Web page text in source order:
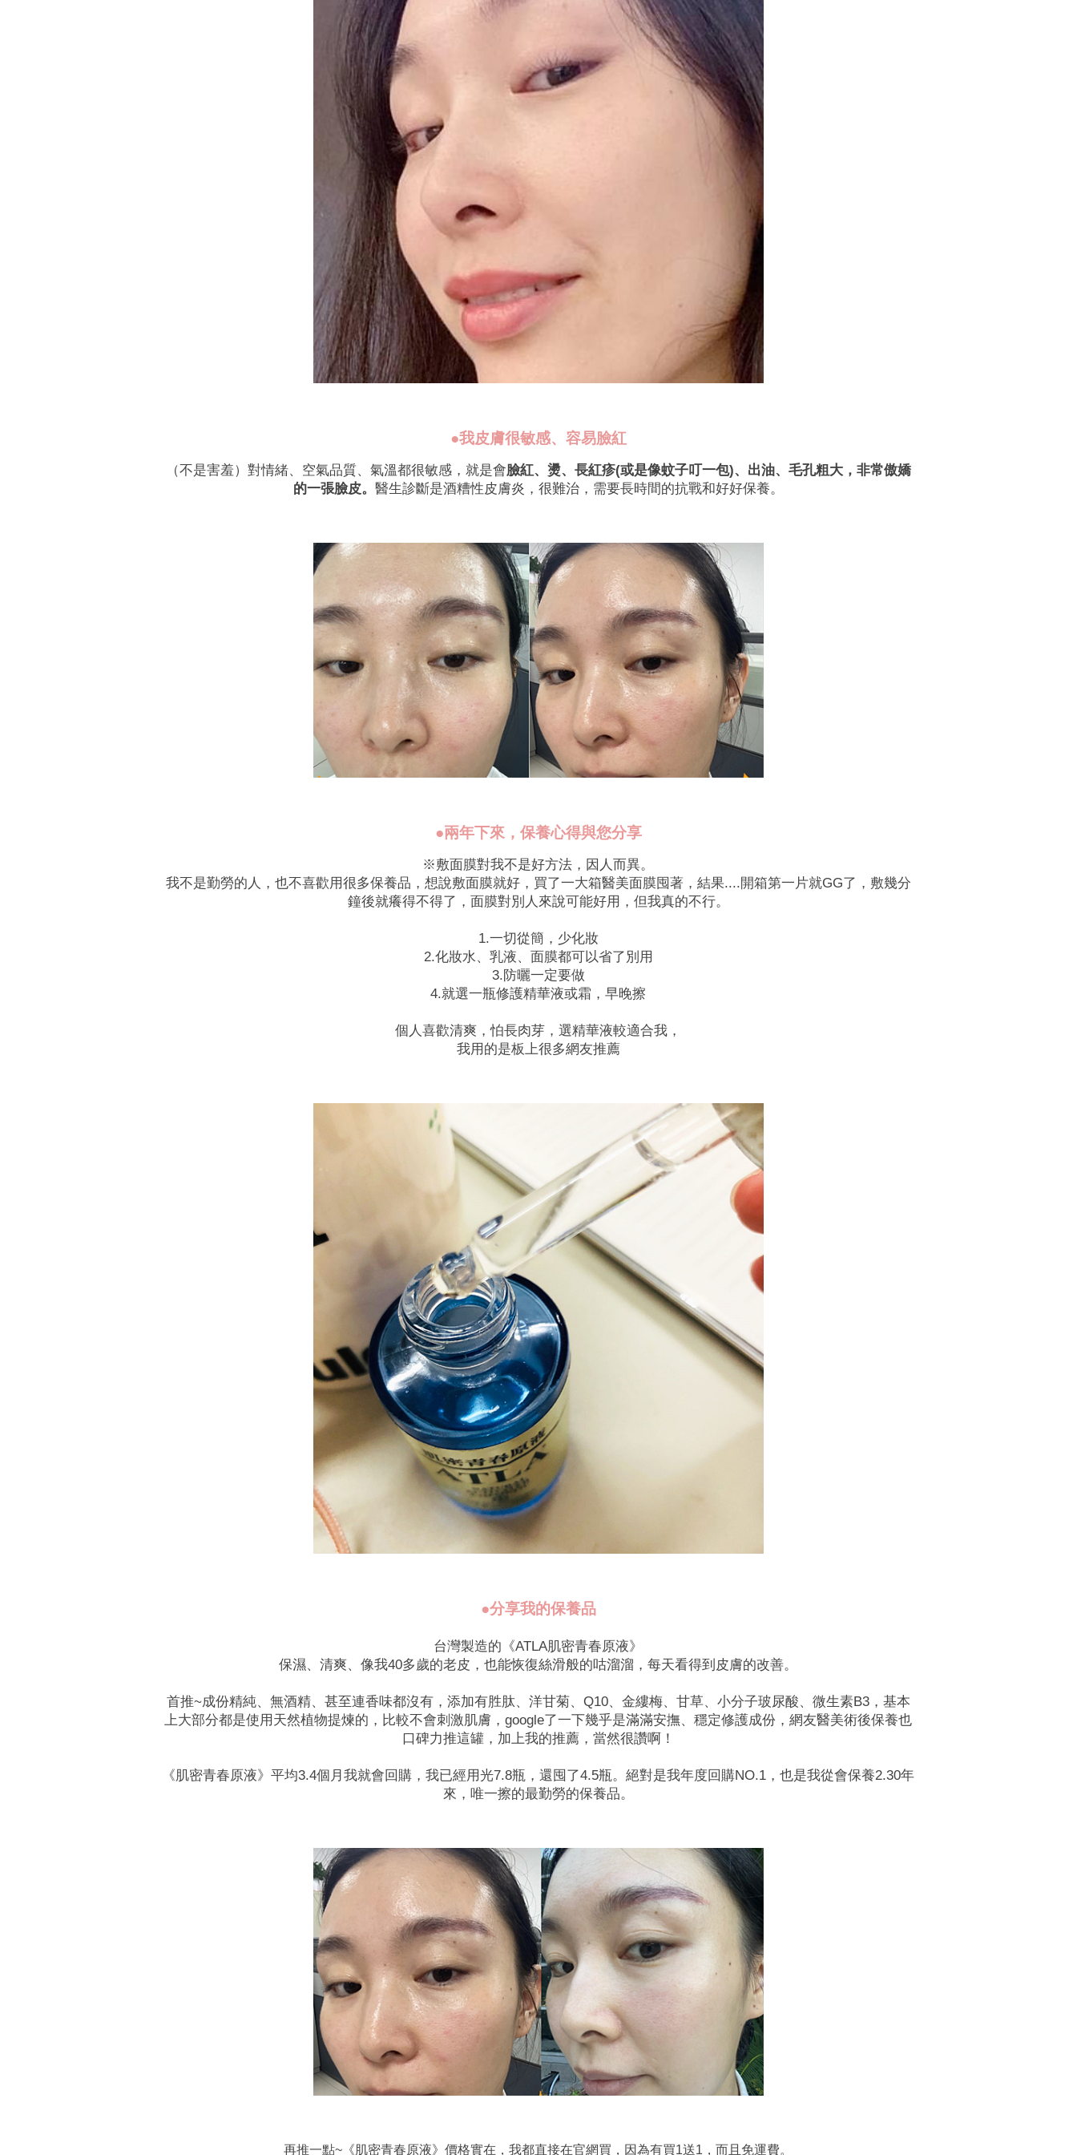
●我皮膚很敏感、容易臉紅
（不是害羞）對情緒、空氣品質、氣溫都很敏感，就是會臉紅、燙、長紅疹(或是像蚊子叮一包)、出油、毛孔粗大，非常傲嬌
的一張臉皮。 醫生診斷是酒糟性皮膚炎，很難治，需要長時間的抗戰和好好保養。
●兩年下來，保養心得與您分享
※敷面膜對我不是好方法，因人而異。
我不是勤勞的人，也不喜歡用很多保養品，想說敷面膜就好，買了一大箱醫美面膜囤著，結果....開箱第一片就GG了，敷幾分
鐘後就癢得不得了，面膜對別人來說可能好用，但我真的不行。
1.一切從簡，少化妝
2.化妝水、乳液、面膜都可以省了別用
3.防曬一定要做
4.就選一瓶修護精華液或霜，早晚擦
個人喜歡清爽，怕長肉芽，選精華液較適合我，
我用的是板上很多網友推薦
●分享我的保養品
台灣製造的《ATLA肌密青春原液》
保濕、清爽、像我40多歲的老皮，也能恢復絲滑般的咕溜溜，每天看得到皮膚的改善。
首推~成份精純、無酒精、甚至連香味都沒有，添加有胜肽、洋甘菊、Q10、金縷梅、甘草、小分子玻尿酸、微生素B3，基本
上大部分都是使用天然植物提煉的，比較不會刺激肌膚，google了一下幾乎是滿滿安撫、穩定修護成份，網友醫美術後保養也
口碑力推這罐，加上我的推薦，當然很讚啊！
《肌密青春原液》平均3.4個月我就會回購，我已經用光7.8瓶，還囤了4.5瓶。絕對是我年度回購NO.1，也是我從會保養2.30年
來，唯一擦的最勤勞的保養品。
再推一點~《肌密青春原液》價格實在，我都直接在官網買，因為有買1送1，而且免運費。